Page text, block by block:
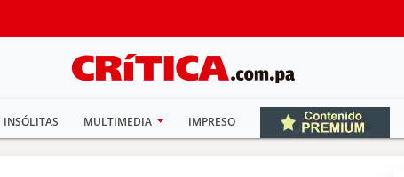
INSÓLITAS MULTIMEDIA IMPRESO